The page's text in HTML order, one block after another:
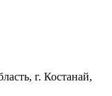
г. Костанай,